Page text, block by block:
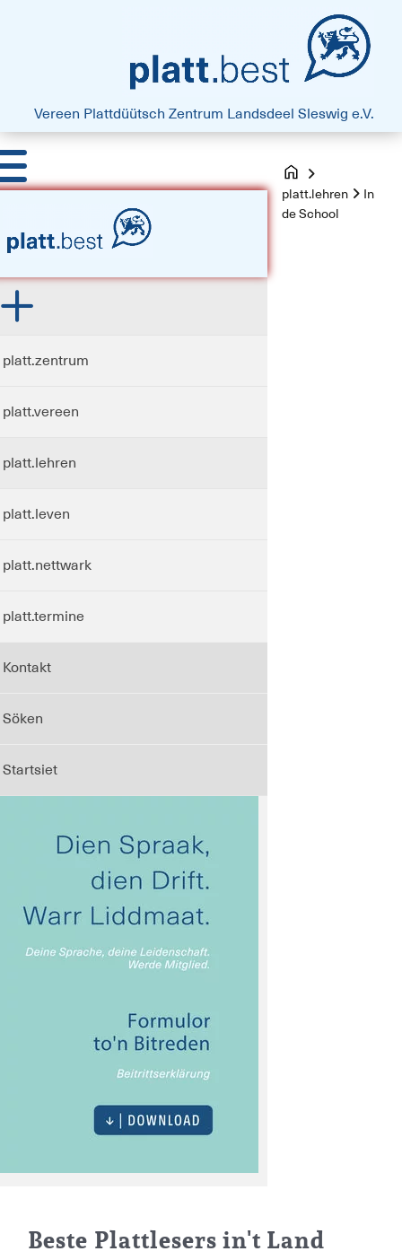
platt.best - Drift vun Harten
Vereen Plattdüütsch Zentrum Landsdeel Sleswig e.V.
platt.zentrum
platt.vereen
platt.lehren
platt.leven
platt.nettwark
platt.termine
Kontakt
Söken
Startsiet
platt.lehren
In
de School
Finale plattdeutscher
Beste Plattlesers in't Land